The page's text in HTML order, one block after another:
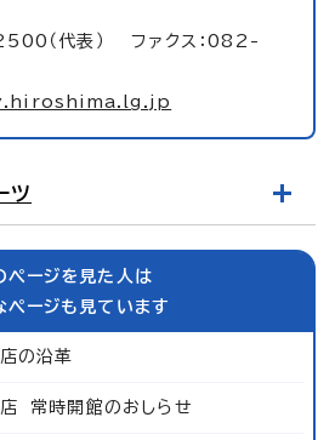
（代表） ファクス：082-
ツ
ページを見た人は
ページも見ています
の沿革
常時開館のおしらせ